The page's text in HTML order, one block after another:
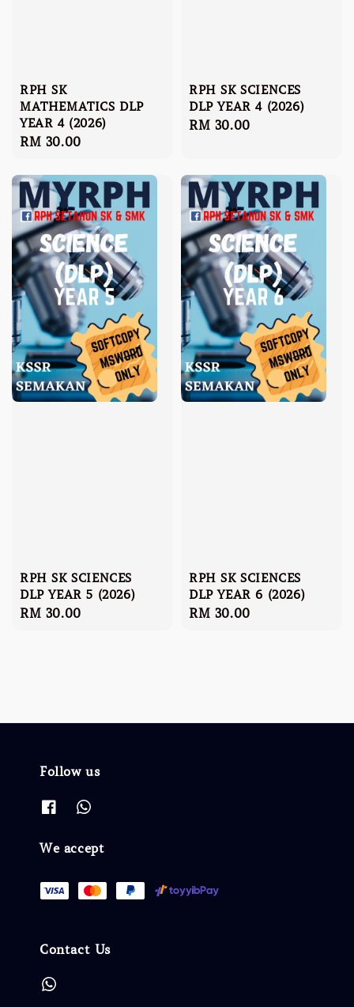
RPH SK
MATHEMATICS DLP
YEAR 4 (2026)
Regular
RM 30.00
RPH SK SCIENCES
DLP YEAR 4 (2026)
Regular
RM 30.00
RPH SK SCIENCES
DLP YEAR 5 (2026)
Regular
RM 30.00
RPH SK SCIENCES
DLP YEAR 6 (2026)
Regular
RM 30.00
Follow us
We accept
Contact Us